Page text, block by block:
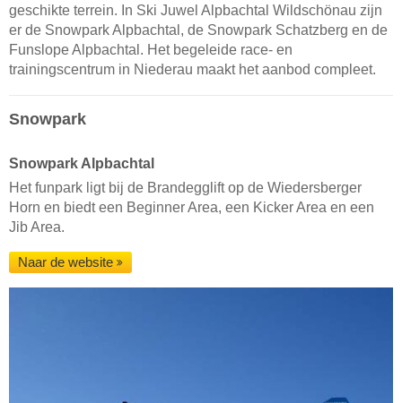
geschikte terrein. In Ski Juwel Alpbachtal Wildschönau zijn
er de Snowpark Alpbachtal, de Snowpark Schatzberg en de
Funslope Alpbachtal. Het begeleide race- en
trainingscentrum in Niederau maakt het aanbod compleet.
Snowpark
Snowpark Alpbachtal
Het funpark ligt bij de Brandegglift op de Wiedersberger
Horn en biedt een Beginner Area, een Kicker Area en een
Jib Area.
Naar de website